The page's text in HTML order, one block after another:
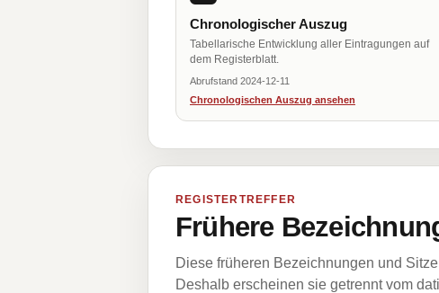
Chronologischer Auszug
Tabellarische Entwicklung aller Eintragungen auf
dem Registerblatt.
Abrufstand 2024-12-11
Chronologischen Auszug ansehen
REGISTERTREFFER
Frühere
Diese früheren Bezeichnungen und
Deshalb erscheinen sie getrennt vom